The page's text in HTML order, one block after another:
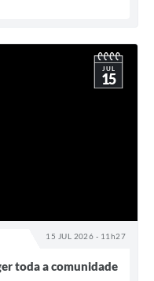
15 JUL 2026 - 11h27
JUL
15
toda a comunidade